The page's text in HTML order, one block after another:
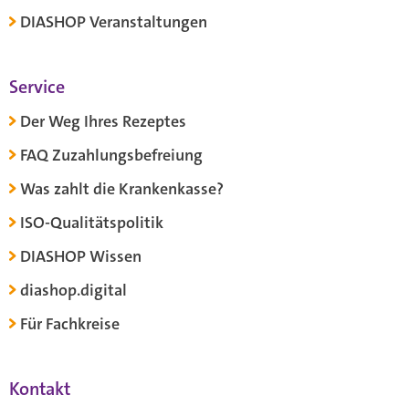
DIASHOP Veranstaltungen
Service
Der Weg Ihres Rezeptes
FAQ Zuzahlungsbefreiung
Was zahlt die Krankenkasse?
ISO-Qualitätspolitik
DIASHOP Wissen
diashop.digital
Für Fachkreise
Kontakt